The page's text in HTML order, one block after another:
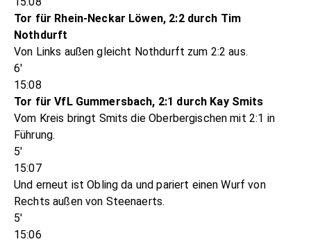
Tor für Rhein-Neckar Löwen, 2:2 durch Tim
Nothdurft
Von Links außen gleicht Nothdurft zum 2:2 aus.
6'
15:08
Tor für VfL Gummersbach, 2:1 durch Kay Smits
Vom Kreis bringt Smits die Oberbergischen mit 2:1 in
Führung.
5'
15:07
Und erneut ist Obling da und pariert einen Wurf von
Rechts außen von Steenaerts.
5'
15:06